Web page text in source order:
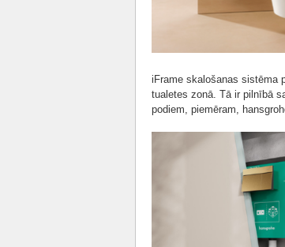
iFrame skalošanas sistēma
tualetes zonā. Tā ir pilnībā
podiem, piemēram,